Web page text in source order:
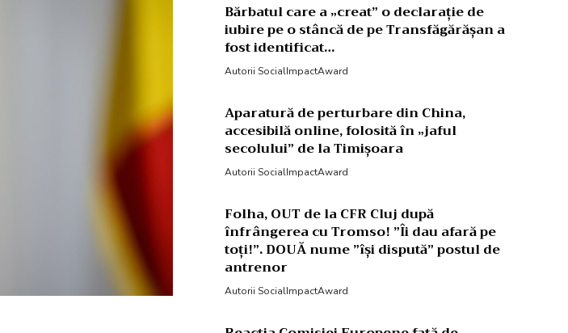
Bărbatul care a „creat” o declarație de
iubire pe o stâncă de pe Transfăgărășan a
fost identificat…
Autorii SocialImpactAward
Aparatură de perturbare din China,
accesibilă online, folosită în „jaful
secolului” de la Timișoara
Autorii SocialImpactAward
Folha, OUT de la CFR Cluj după
înfrângerea cu Tromso! ”Îi dau afară pe
toți!”. DOUĂ nume ”își dispută” postul de
antrenor
Autorii SocialImpactAward